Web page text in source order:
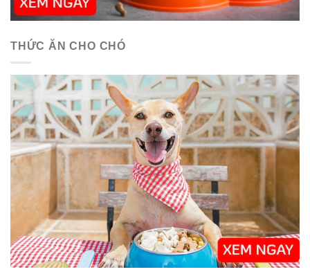
THỨC ĂN CHO CHÓ